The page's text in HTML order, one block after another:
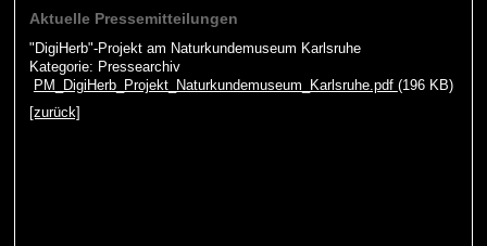
Aktuelle Pressemitteilungen
"DigiHerb"-Projekt am Naturkundemuseum Karlsruhe
Kategorie: Pressearchiv
PM_DigiHerb_Projekt_Naturkundemuseum_Karlsruhe.pdf (196 KB)
[zurück]